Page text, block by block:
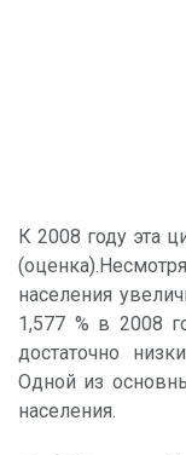
К 2008 году эта
населения
1,577 % в 2008
достаточно
Одной из
населения.